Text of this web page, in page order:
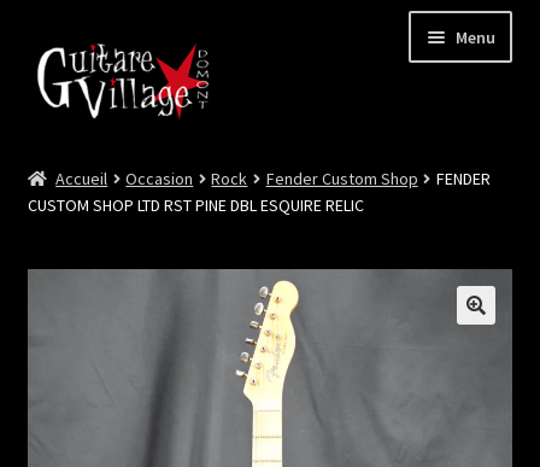
Menu
Neuf
le
menu
enfant
Accueil Occasion Rock Fender Custom Shop
FENDER
CUSTOM SHOP LTD RST PINE DBL ESQUIRE RELIC